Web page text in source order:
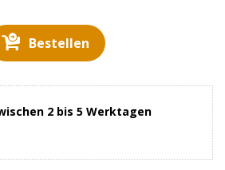
Bestellen
2 bis 5 Werktagen